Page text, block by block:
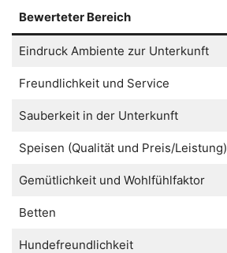
Bewerteter Bereich
Eindruck Ambiente zur Unterkunft
Freundlichkeit und Service
Sauberkeit in der Unterkunft
Speisen (Qualität und Preis/Leistung)
Gemütlichkeit und Wohlfühlfaktor
Betten
Hundefreundlichkeit